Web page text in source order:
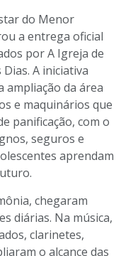
do Menor
a entrega oficial
por A Igreja de
A iniciativa
ampliação da área
e maquinários que
panificação, com o
seguros e
aprendam
chegaram
diárias. Na música,
clarinetes,
o alcance das